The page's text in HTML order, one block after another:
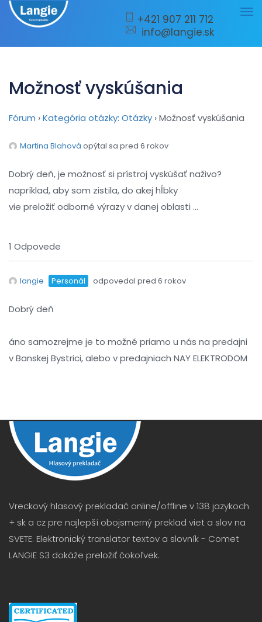
+421 907 211 712
info@langie.sk
Možnosť vyskúšania
Fórum ›Kategória otázky: Otázky ›Možnosť vyskúšania
Martina Blahová opýtal sa pred 6 rokov
Dobrý deň, je možnosť si prístroj vyskúšať naživo?
napríklad, aby som zistila, do akej hĺbky
vie preložiť odborné výrazy v danej oblasti …
1 Odpovede
langie Personál odpovedal pred 6 rokov
Dobrý deň
áno samozrejme je to možné priamo u nás na predajni
v Banskej Bystrici, alebo v predajniach NAY ELEKTRODOM
Vreckový hlasový prekladač online/offline v 138 jazykoch
+ sk a cz pre najlepší obojsmerný preklad viet a slov na
SVETE. Elektronický translator textov a slovník - Comet
LANGIE S3 dokáže preložiť čokoľvek.